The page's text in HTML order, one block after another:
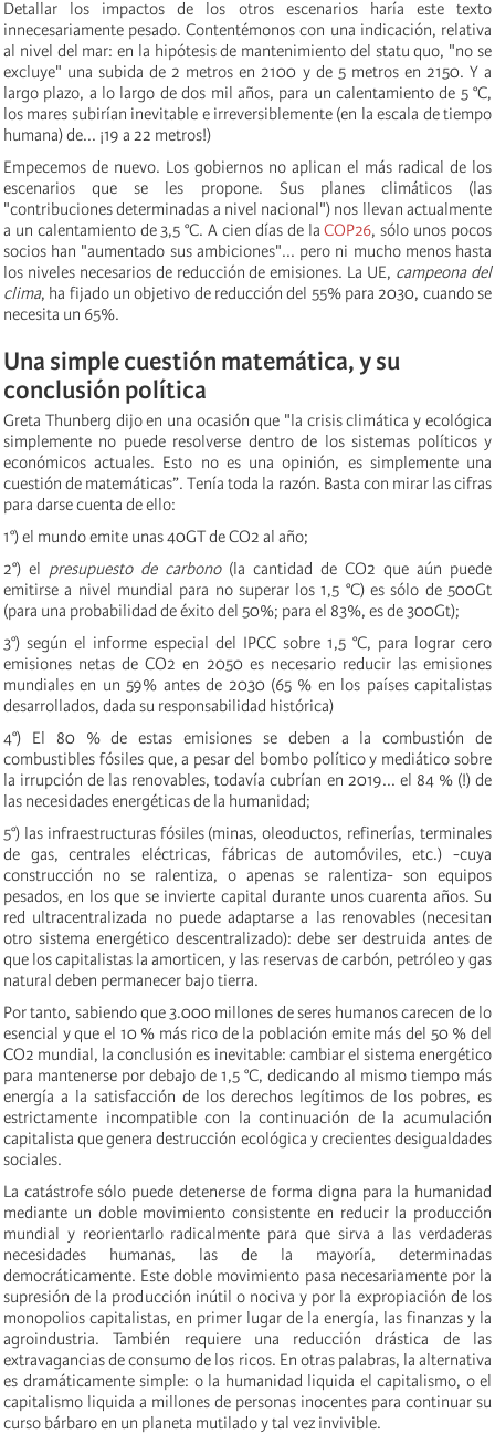
Detallar los impactos de los otros escenarios haría este texto
innecesariamente pesado. Contentémonos con una indicación, relativa
al nivel del mar: en la hipótesis de mantenimiento del statu quo, "no se
excluye" una subida de 2 metros en 2100 y de 5 metros en 2150. Y a
largo plazo, a lo largo de dos mil años, para un calentamiento de 5 °C,
los mares subirían inevitable e irreversiblemente (en la escala de tiempo
humana) de... ¡19 a 22 metros!)
Empecemos de nuevo. Los gobiernos no aplican el más radical de los
escenarios que se les propone. Sus planes climáticos (las
"contribuciones determinadas a nivel nacional") nos llevan actualmente
a un calentamiento de 3,5 °C. A cien días de laCOP26, sólo unos pocos
socios han "aumentado sus ambiciones"... pero ni mucho menos hasta
los niveles necesarios de reducción de emisiones. La UE, campeona del
clima, ha fijado un objetivo de reducción del 55% para 2030, cuando se
necesita un 65%.
Una simple cuestión matemática, y su
conclusión política
Greta Thunberg dijo en una ocasión que "la crisis climática y ecológica
simplemente no puede resolverse dentro de los sistemas políticos y
económicos actuales. Esto no es una opinión, es simplemente una
cuestión de matemáticas”. Tenía toda la razón. Basta con mirar las cifras
para darse cuenta de ello:
1°) el mundo emite unas 40GT de CO2 al año;
2°) el presupuesto de carbono(la cantidad de CO2 que aún puede
emitirse a nivel mundial para no superar los 1,5 °C) es sólo de 500Gt
(para una probabilidad de éxito del 50%; para el 83%, es de 300Gt);
3°) según el informe especial del IPCC sobre 1,5 °C, para lograr cero
emisiones netas de CO2 en 2050 es necesario reducir las emisiones
mundiales en un 59% antes de 2030 (65 % en los países capitalistas
desarrollados, dada su responsabilidad histórica)
4°) El 80 % de estas emisiones se deben a la combustión de
combustibles fósiles que, a pesar del bombo político y mediático sobre
la irrupción de las renovables, todavía cubrían en 2019... el 84 % (!) de
las necesidades energéticas de la humanidad;
5°) las infraestructuras fósiles (minas, oleoductos, refinerías, terminales
de gas, centrales eléctricas, fábricas de automóviles, etc.) -cuya
construcción no se ralentiza, o apenas se ralentiza- son equipos
pesados, en los que se invierte capital durante unos cuarenta años. Su
red ultracentralizada no puede adaptarse a las renovables (necesitan
otro sistema energético descentralizado): debe ser destruida antes de
que los capitalistas la amorticen, y las reservas de carbón, petróleo y gas
natural deben permanecer bajo tierra.
Por tanto, sabiendo que 3.000 millones de seres humanos carecen de lo
esencial y que el 10 % más rico de la población emite más del 50 % del
CO2 mundial, la conclusión es inevitable: cambiar el sistema energético
para mantenerse por debajo de 1,5 °C, dedicando al mismo tiempo más
energía a la satisfacción de los derechos legítimos de los pobres, es
estrictamente incompatible con la continuación de la acumulación
capitalista que genera destrucción ecológica y crecientes desigualdades
sociales.
La catástrofe sólo puede detenerse de forma digna para la humanidad
mediante un doble movimiento consistente en reducir la producción
mundial y reorientarlo radicalmente para que sirva a las verdaderas
necesidades humanas, las de la mayoría, determinadas
democráticamente. Este doble movimiento pasa necesariamente por la
supresión de la producción inútil o nociva y por la expropiación de los
monopolios capitalistas, en primer lugar de la energía, las finanzas y la
agroindustria. También requiere una reducción drástica de las
extravagancias de consumo de los ricos. En otras palabras, la alternativa
es dramáticamente simple: o la humanidad liquida el capitalismo, o el
capitalismo liquida a millones de personas inocentes para continuar su
curso bárbaro en un planeta mutilado y tal vez invivible.